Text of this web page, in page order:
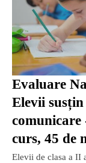
Evaluare
Elevii
curs, 45 de
Elevii de clasa a II